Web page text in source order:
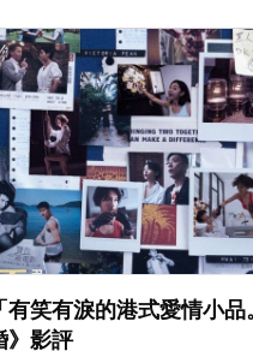
「有笑有淚的港式愛情小
》影評